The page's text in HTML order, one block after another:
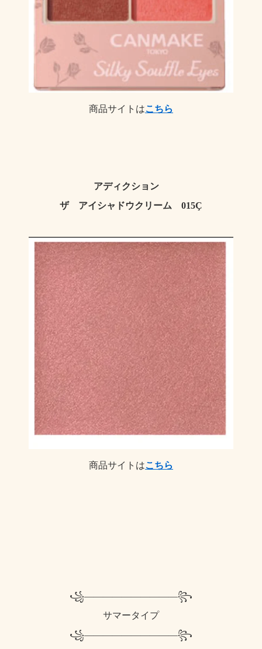
商品サイトはこちら
アディクション
ザ アイシャドウクリーム 015Ç
商品サイトはこちら
꧁——————————꧂
サマータイプ
꧁——————————꧂